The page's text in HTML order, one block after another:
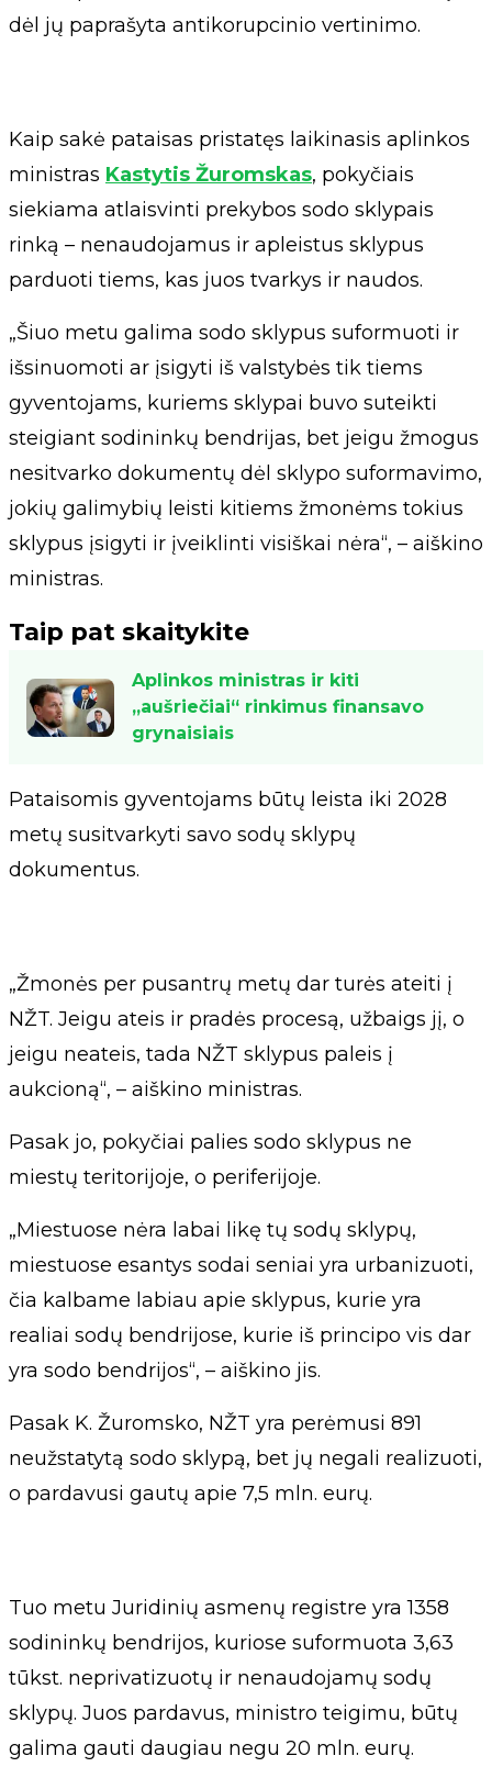
dėl jų paprašyta antikorupcinio vertinimo.
Kaip sakė pataisas pristatęs laikinasis aplinkos
ministras Kastytis Žuromskas, pokyčiais
siekiama atlaisvinti prekybos sodo sklypais
rinką – nenaudojamus ir apleistus sklypus
parduoti tiems, kas juos tvarkys ir naudos.
„Šiuo metu galima sodo sklypus suformuoti ir
išsinuomoti ar įsigyti iš valstybės tik tiems
gyventojams, kuriems sklypai buvo suteikti
steigiant sodininkų bendrijas, bet jeigu žmogus
nesitvarko dokumentų dėl sklypo suformavimo,
jokių galimybių leisti kitiems žmonėms tokius
sklypus įsigyti ir įveiklinti visiškai nėra“, – aiškino
ministras.
Taip pat skaitykite
Aplinkos ministras ir kiti
„aušriečiai“ rinkimus finansavo
grynaisiais
Pataisomis gyventojams būtų leista iki 2028
metų susitvarkyti savo sodų sklypų
dokumentus.
„Žmonės per pusantrų metų dar turės ateiti į
NŽT. Jeigu ateis ir pradės procesą, užbaigs jį, o
jeigu neateis, tada NŽT sklypus paleis į
aukcioną“, – aiškino ministras.
Pasak jo, pokyčiai palies sodo sklypus ne
miestų teritorijoje, o periferijoje.
„Miestuose nėra labai likę tų sodų sklypų,
miestuose esantys sodai seniai yra urbanizuoti,
čia kalbame labiau apie sklypus, kurie yra
realiai sodų bendrijose, kurie iš principo vis dar
yra sodo bendrijos“, – aiškino jis.
Pasak K. Žuromsko, NŽT yra perėmusi 891
neužstatytą sodo sklypą, bet jų negali realizuoti,
o pardavusi gautų apie 7,5 mln. eurų.
Tuo metu Juridinių asmenų registre yra 1358
sodininkų bendrijos, kuriose suformuota 3,63
tūkst. neprivatizuotų ir nenaudojamų sodų
sklypų. Juos pardavus, ministro teigimu, būtų
galima gauti daugiau negu 20 mln. eurų.